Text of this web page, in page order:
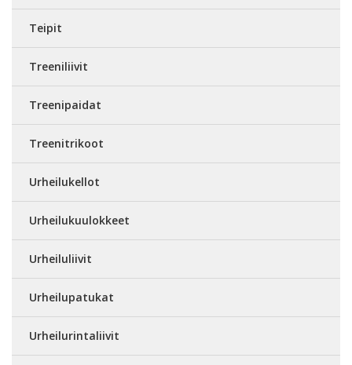
Teipit
Treeniliivit
Treenipaidat
Treenitrikoot
Urheilukellot
Urheilukuulokkeet
Urheiluliivit
Urheilupatukat
Urheilurintaliivit